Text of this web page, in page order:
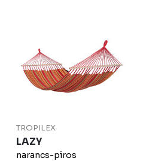
TROPILEX
LAZY
narancs-piros